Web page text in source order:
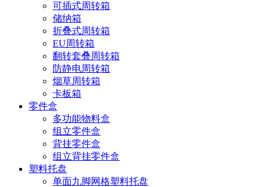
可插式周转箱
储纳箱
折叠式周转箱
EU周转箱
翻转套叠周转箱
防静电周转箱
烟草周转箱
卡板箱
零件盒
多功能物料盒
组立零件盒
背挂零件盒
组立背挂零件盒
塑料托盘
单面九脚网格塑料托盘